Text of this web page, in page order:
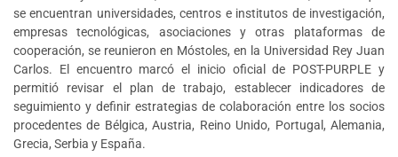
se encuentran universidades, centros e institutos de investigación,
empresas tecnológicas, asociaciones y otras plataformas de
cooperación, se reunieron en Móstoles, en la Universidad Rey Juan
Carlos. El encuentro marcó el inicio oficial de POST-PURPLE y
permitió revisar el plan de trabajo, establecer indicadores de
seguimiento y definir estrategias de colaboración entre los socios
procedentes de Bélgica, Austria, Reino Unido, Portugal, Alemania,
Grecia, Serbia y España.